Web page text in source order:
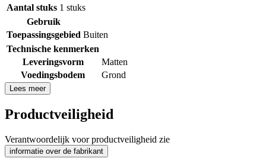
Aantal stuks 1 stuks
Gebruik
Toepassingsgebied Buiten
Technische kenmerken
Leveringsvorm
Matten
Voedingsbodem
Grond
Lees meer
Productveiligheid
Verantwoordelijk voor productveiligheid zie
informatie over de fabrikant